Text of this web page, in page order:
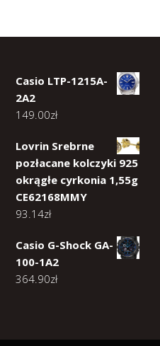
Casio LTP-1215A-
2A2
149.00zł
Lovrin Srebrne
pozłacane kolczyki 925
okrągłe cyrkonia 1,55g
CE62168MMY
93.14zł
Casio G-Shock GA-
100-1A2
364.90zł